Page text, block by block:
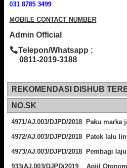
031 8785 3499
MOBILE CONTACT NUMBER
Admin Official
Telepon/Whatsapp :
0811-2019-3188
REKOMENDASI DISHUB
NO.SK
4971/AJ.003/DJPD/2018 Paku marka
4972/AJ.003/DJPD/2018 Patok lalu
4973/AJ.003/DJPD/2018
Pembagi
933/AJ.003/DJPD/2019 Apiil Otonom